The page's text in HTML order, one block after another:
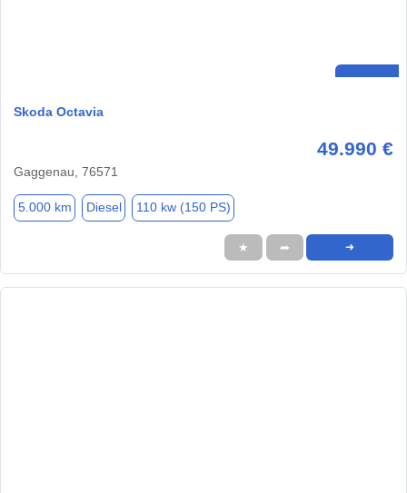
Skoda Octavia
49.990 €
Gaggenau, 76571
5.000 km Diesel 110 kw (150 PS)
★ ➦ ➜